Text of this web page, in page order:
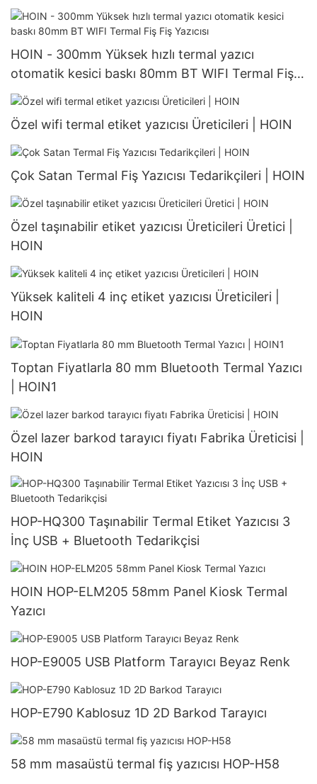
Etiket Barkod Yazıcısı
HOIN - 300mm Yüksek hızlı termal yazıcı
otomatik kesici baskı 80mm BT WIFI Termal Fiş
Fiş Yazıcısı
Özel wifi termal etiket yazıcısı Üreticileri | HOIN
Çok Satan Termal Fiş Yazıcısı Tedarikçileri | HOIN
Özel taşınabilir etiket yazıcısı Üreticileri Üretici |
HOIN
Yüksek kaliteli 4 inç etiket yazıcısı Üreticileri |
HOIN
Toptan Fiyatlarla 80 mm Bluetooth Termal Yazıcı
| HOIN1
Özel lazer barkod tarayıcı fiyatı Fabrika Üreticisi |
HOIN
HOP-HQ300 Taşınabilir Termal Etiket Yazıcısı 3
İnç USB + Bluetooth Tedarikçisi
HOIN HOP-ELM205 58mm Panel Kiosk Termal
Yazıcı
HOP-E9005 USB Platform Tarayıcı Beyaz Renk
HOP-E790 Kablosuz 1D 2D Barkod Tarayıcı
58 mm masaüstü termal fiş yazıcısı HOP-H58